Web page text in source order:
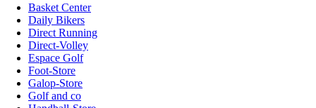
Basket Center
Daily Bikers
Direct Running
Direct-Volley
Espace Golf
Foot-Store
Galop-Store
Golf and co